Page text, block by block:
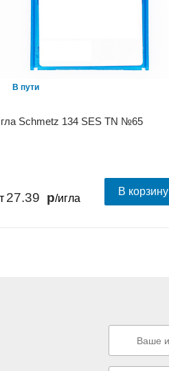
Schmetz 134 SES TN №65
В пути
27.39 /игла
В корзину